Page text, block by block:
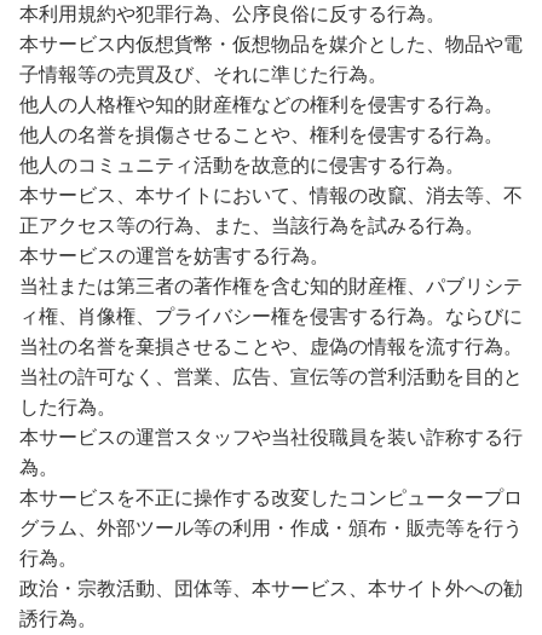
本利用規約や犯罪行為、公序良俗に反する行為。
本サービス内仮想貨幣・仮想物品を媒介とした、物品や電
子情報等の売買及び、それに準じた行為。
他人の人格権や知的財産権などの権利を侵害する行為。
他人の名誉を損傷させることや、権利を侵害する行為。
他人のコミュニティ活動を故意的に侵害する行為。
本サービス、本サイトにおいて、情報の改竄、消去等、不
正アクセス等の行為、また、当該行為を試みる行為。
本サービスの運営を妨害する行為。
当社または第三者の著作権を含む知的財産権、パブリシテ
ィ権、肖像権、プライバシー権を侵害する行為。ならびに
当社の名誉を棄損させることや、虚偽の情報を流す行為。
当社の許可なく、営業、広告、宣伝等の営利活動を目的と
した行為。
本サービスの運営スタッフや当社役職員を装い詐称する行
為。
本サービスを不正に操作する改変したコンピュータープロ
グラム、外部ツール等の利用・作成・頒布・販売等を行う
行為。
政治・宗教活動、団体等、本サービス、本サイト外への勧
誘行為。